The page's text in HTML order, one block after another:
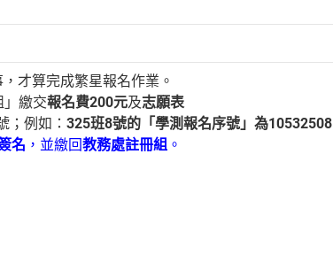
才算完成繁星報名作業。
」繳交報名費200元及志願表
；例如：325班8號的「學測報名序號」為10532508
名 ，並繳回教務處註冊組 。